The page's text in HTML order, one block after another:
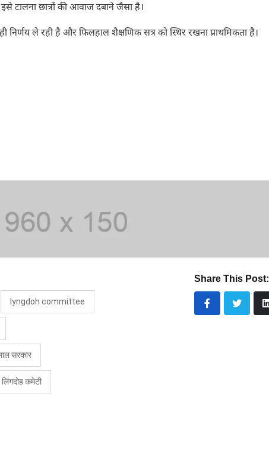
टालना छात्रों की आवाज दबाने जैसा है।
निर्णय ले रही है और फिलहाल शैक्षणिक सत्र को स्थिर रखना प्राथमिकता है।
lyngdoh committee
सरकार
लिंगदोह कमेटी
Share This Post: